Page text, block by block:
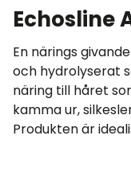
Echosline
En närings
och hydrolyserat
näring till håret
kamma ur,
Produkten är